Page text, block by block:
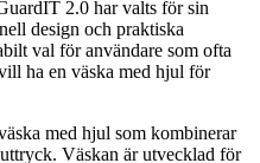
2.0 har valts för sin
design och praktiska
val för användare som ofta
ha en väska med hjul för
med hjul som kombinerar
Väskan är utvecklad för